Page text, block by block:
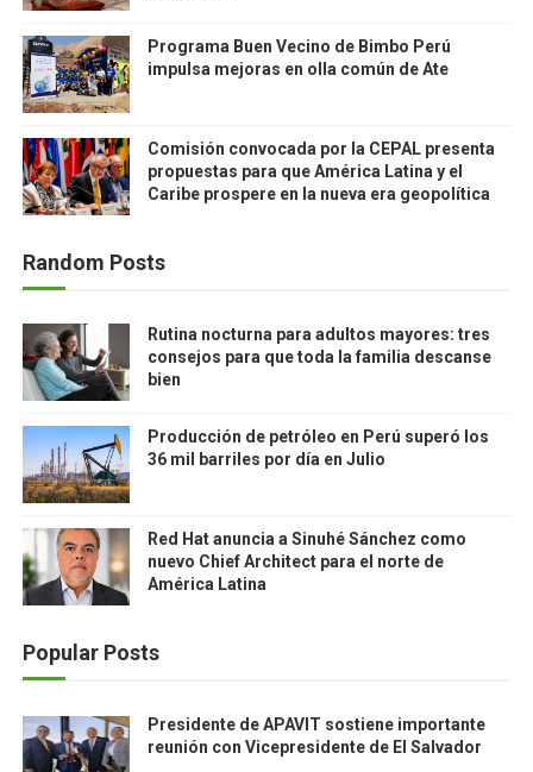
Programa Buen Vecino de Bimbo Perú
impulsa mejoras en olla común de Ate
Comisión convocada por la CEPAL presenta
propuestas para que América Latina y el
Caribe prospere en la nueva era geopolítica
Random Posts
Rutina nocturna para adultos mayores: tres
consejos para que toda la familia descanse
bien
Producción de petróleo en Perú superó los
36 mil barriles por día en Julio
Red Hat anuncia a Sinuhé Sánchez como
nuevo Chief Architect para el norte de
América Latina
Popular Posts
Presidente de APAVIT sostiene importante
reunión con Vicepresidente de El Salvador